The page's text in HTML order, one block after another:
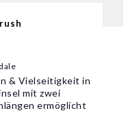
& Vielseitigkeit in
mit zwei
ermöglicht